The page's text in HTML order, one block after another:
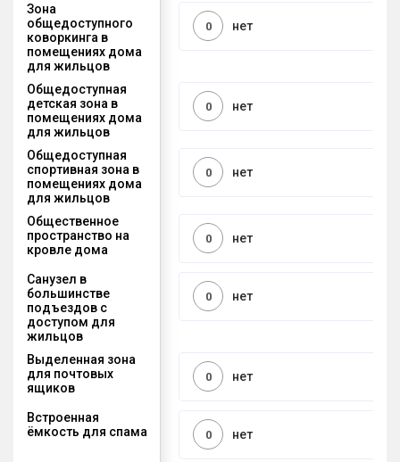
Зона
общедоступного
коворкинга в
помещениях дома
для жильцов
нет
0
Общедоступная
детская зона в
помещениях дома
для жильцов
нет
0
Общедоступная
спортивная зона в
помещениях дома
для жильцов
нет
0
Общественное
пространство на
кровле дома
нет
0
Санузел в
большинстве
подъездов с
доступом для
жильцов
нет
0
Выделенная зона
для почтовых
ящиков
нет
0
Встроенная
ёмкость для спама
нет
0